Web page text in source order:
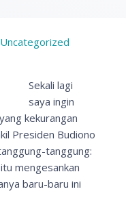
Uncategorized
Sekali lagi
saya ingin
kekurangan
Presiden Budiono
tanggung:
mengesankan
baru-baru ini